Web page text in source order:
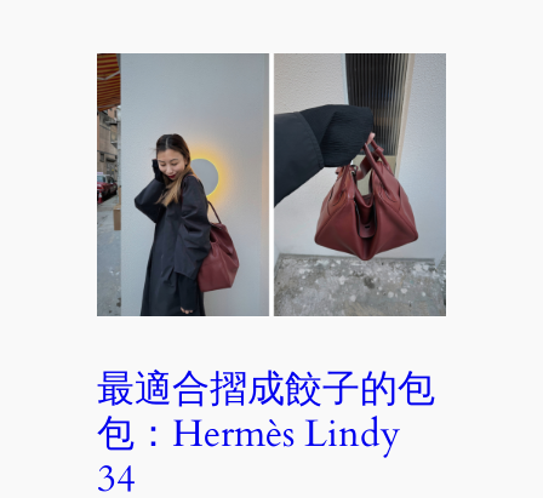
最適合摺成餃子的包
包：Hermès Lindy
34